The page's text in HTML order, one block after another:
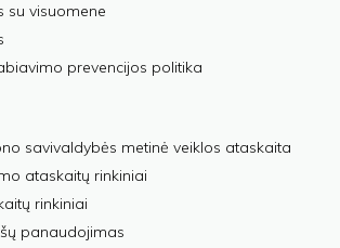
su visuomene
prevencijos politika
savivaldybės metinė veiklos ataskaita
ataskaitų rinkiniai
rinkiniai
panaudojimas